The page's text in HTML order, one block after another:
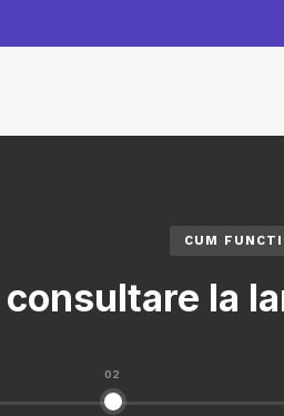
CUM
consultare la
02